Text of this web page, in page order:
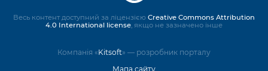
Компанія «Kitsoft» — розробник порталу
Мапа сайту
Весь контент доступний за ліцензією Creative Commons Attribution
4.0 International license, якщо не зазначено інше